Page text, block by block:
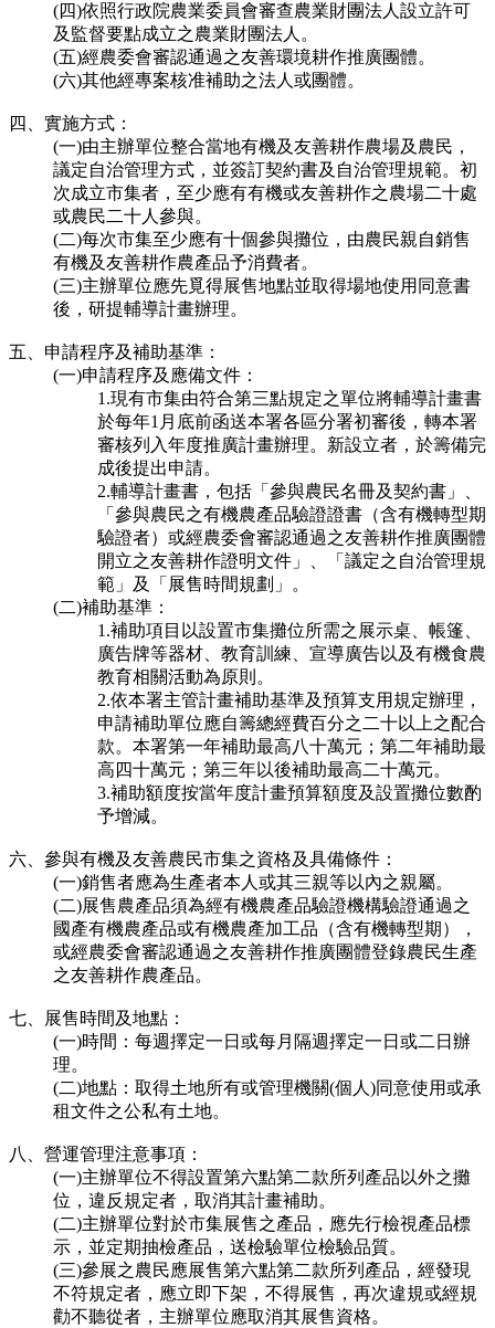
(四)依照行政院農業委員會審查農業財團法人設立許可
及監督要點成立之農業財團法人。
(五)經農委會審認通過之友善環境耕作推廣團體。
(六)其他經專案核准補助之法人或團體。
四、實施方式：
(一)由主辦單位整合當地有機及友善耕作農場及農民，
議定自治管理方式，並簽訂契約書及自治管理規範。初
次成立市集者，至少應有有機或友善耕作之農場二十處
或農民二十人參與。
(二)每次市集至少應有十個參與攤位，由農民親自銷售
有機及友善耕作農產品予消費者。
(三)主辦單位應先覓得展售地點並取得場地使用同意書
後，研提輔導計畫辦理。
五、申請程序及補助基準：
(一)申請程序及應備文件：
1.現有市集由符合第三點規定之單位將輔導計畫書
於每年1月底前函送本署各區分署初審後，轉本署
審核列入年度推廣計畫辦理。新設立者，於籌備完
成後提出申請。
2.輔導計畫書，包括「參與農民名冊及契約書」、
「參與農民之有機農產品驗證證書（含有機轉型期
驗證者）或經農委會審認通過之友善耕作推廣團體
開立之友善耕作證明文件」、「議定之自治管理規
範」及「展售時間規劃」。
(二)補助基準：
1.補助項目以設置市集攤位所需之展示桌、帳篷、
廣告牌等器材、教育訓練、宣導廣告以及有機食農
教育相關活動為原則。
2.依本署主管計畫補助基準及預算支用規定辦理，
申請補助單位應自籌總經費百分之二十以上之配合
款。本署第一年補助最高八十萬元；第二年補助最
高四十萬元；第三年以後補助最高二十萬元。
3.補助額度按當年度計畫預算額度及設置攤位數酌
予增減。
六、參與有機及友善農民市集之資格及具備條件：
(一)銷售者應為生產者本人或其三親等以內之親屬。
(二)展售農產品須為經有機農產品驗證機構驗證通過之
國產有機農產品或有機農產加工品（含有機轉型期），
或經農委會審認通過之友善耕作推廣團體登錄農民生產
之友善耕作農產品。
七、展售時間及地點：
(一)時間：每週擇定一日或每月隔週擇定一日或二日辦
理。
(二)地點：取得土地所有或管理機關(個人)同意使用或承
租文件之公私有土地。
八、營運管理注意事項：
(一)主辦單位不得設置第六點第二款所列產品以外之攤
位，違反規定者，取消其計畫補助。
(二)主辦單位對於市集展售之產品，應先行檢視產品標
示，並定期抽檢產品，送檢驗單位檢驗品質。
(三)參展之農民應展售第六點第二款所列產品，經發現
不符規定者，應立即下架，不得展售，再次違規或經規
勸不聽從者，主辦單位應取消其展售資格。